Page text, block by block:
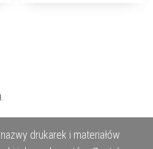
drukarek i materiałów